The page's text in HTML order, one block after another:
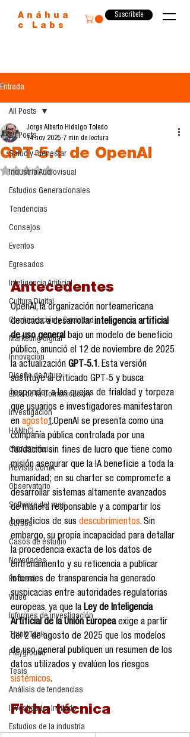
Anáhua
c Labs
Suscríbete
Entrada
All Posts
Salud y Bienestar
Industria Audiovisual
Estudios Generacionales
Tendencias
Consejos
Eventos
Egresados
Inteligencia Artificial
Cultura Digital
Comunicación y Sociedad
Marketing digital
Innovación
Diseño de futuro
Ética de la Comunicación
Investigación
H&NhCL
CICA/Sintaxis
Revista ComA
Observatorio
Software del mes
Cursos
Casos de estudio
Novedades
Podcast
Video
Informes de investigación
Think Tank
Playground
Tesis
Análisis de tendencias
Investigador Invitado
Estudios de la industria
All Posts
GPT‑5.1 de OpenAI
Jorge Alberto Hidalgo Toledo
14 nov 2025 7 min de lectura
Obtuvo NaN de 5 estrellas.
Antecedentes
OpenAI, la organización norteamericana
dedicada a desarrollar inteligencia artificial
de uso general bajo un modelo de beneficio
público, anunció el 12 de noviembre de 2025
la actualización GPT‑5.1. Esta versión
sustituye al criticado GPT‑5 y busca
responder a las quejas de frialdad y torpeza
que usuarios e investigadores manifestaron
en agostot.OpenAI se presenta como una
compañía pública controlada por una
fundación sin fines de lucro que tiene como
misión asegurar que la IA beneficie a toda la
humanidad; en su charter se compromete a
desarrollar sistemas altamente avanzados
de manera responsable y a compartir los
beneficios de sus descubrimientos. Sin
embargo, su propia incapacidad para detallar
la procedencia exacta de los datos de
entrenamiento y su reticencia a publicar
informes de transparencia ha generado
suspicacias entre autoridades regulatorias
europeas, ya que la Ley de Inteligencia
Artificial de la Unión Europea exige a partir
del 2 de agosto de 2025 que los modelos
de uso general publiquen un resumen de los
datos utilizados y evalúen los riesgos
sistémicos.
Ficha técnica